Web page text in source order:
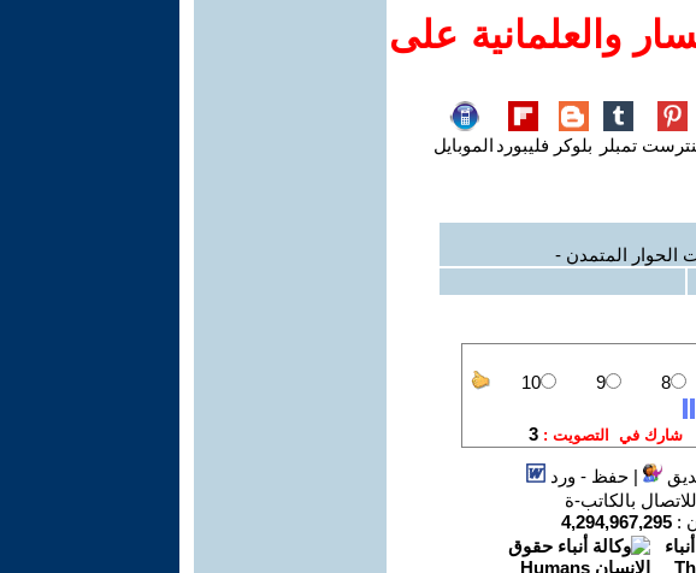
والعلمانية على
تمبلر بلوكر فليبورد الموبايل
الحوار المتمدن -
|حفظ - ورد
للاتصال بالكاتب-ة
:
4,294,967,295